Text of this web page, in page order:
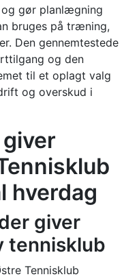
gør planlægning
bruges på træning,
Den gennemtestede
og den
til et oplagt valg
og overskud i
hverdag
giver
tennisklub
Tennisklub